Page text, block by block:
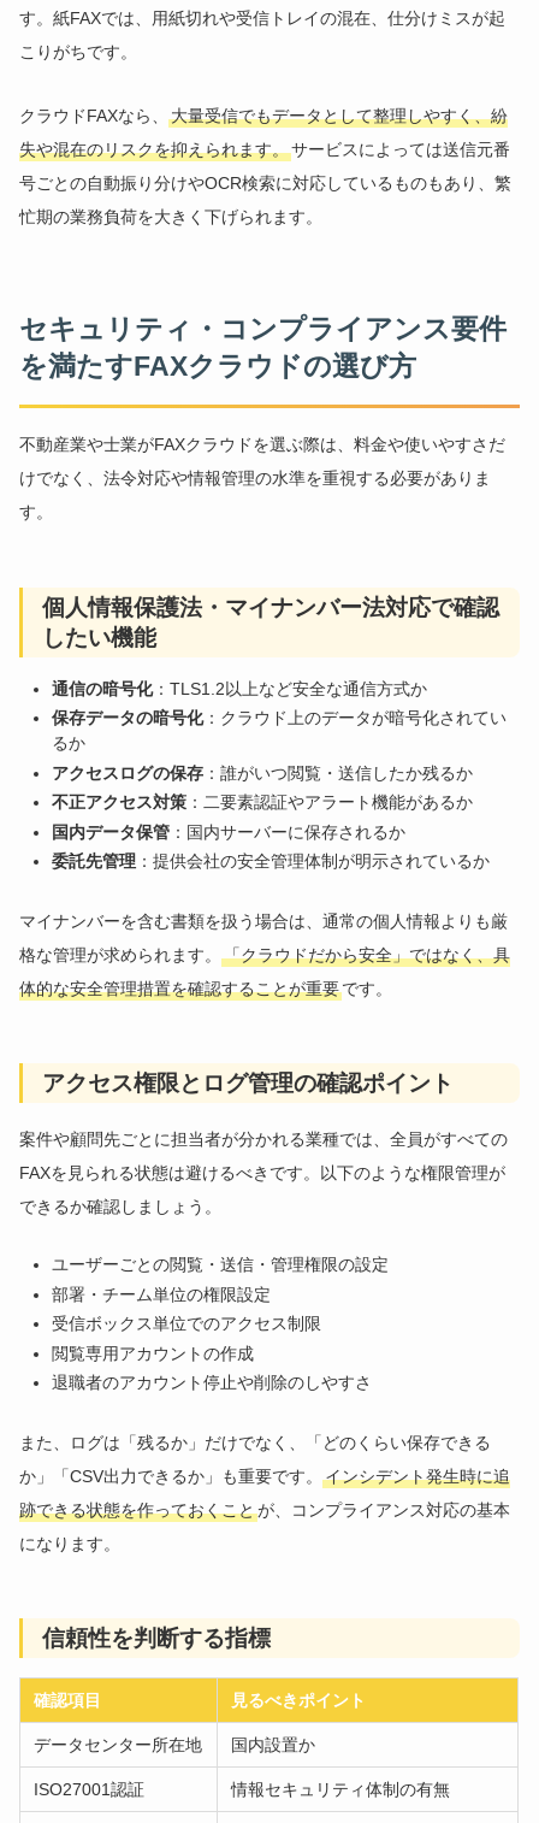
す。紙FAXでは、用紙切れや受信トレイの混在、仕分けミスが起
こりがちです。
クラウドFAXなら、大量受信でもデータとして整理しやすく、紛
失や混在のリスクを抑えられます。サービスによっては送信元番
号ごとの自動振り分けやOCR検索に対応しているものもあり、繁
忙期の業務負荷を大きく下げられます。
セキュリティ・コンプライアンス要件
を満たすFAXクラウドの選び方
不動産業や士業がFAXクラウドを選ぶ際は、料金や使いやすさだ
けでなく、法令対応や情報管理の水準を重視する必要がありま
す。
個人情報保護法・マイナンバー法対応で確認
したい機能
通信の暗号化：TLS1.2以上など安全な通信方式か
保存データの暗号化：クラウド上のデータが暗号化されてい
るか
アクセスログの保存 ：誰がいつ閲覧・送信したか残るか
不正アクセス対策 ：二要素認証やアラート機能があるか
国内データ保管 ：国内サーバーに保存されるか
委託先管理 ：提供会社の安全管理体制が明示されているか
マイナンバーを含む書類を扱う場合は、通常の個人情報よりも厳
格な管理が求められます。「クラウドだから安全」ではなく、具
体的な安全管理措置を確認することが重要です。
アクセス権限とログ管理の確認ポイント
案件や顧問先ごとに担当者が分かれる業種では、全員がすべての
FAXを見られる状態は避けるべきです。以下のような権限管理が
できるか確認しましょう。
ユーザーごとの閲覧・送信・管理権限の設定
部署・チーム単位の権限設定
受信ボックス単位でのアクセス制限
閲覧専用アカウントの作成
退職者のアカウント停止や削除のしやすさ
また、ログは「残るか」だけでなく、「どのくらい保存できる
か」「CSV出力できるか」も重要です。インシデント発生時に追
跡できる状態を作っておくことが、コンプライアンス対応の基本
になります。
信頼性を判断する指標
確認項目 見るべきポイント
データセンター所在地 国内設置か
ISO27001認証 情報セキュリティ体制の有無